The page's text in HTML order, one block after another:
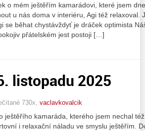
o mém ještěřím kamarádovi, které jsem
u nás doma v interiéru, Agi též relaxoval.
se běhat chystávždyť je dráček optimista
přátelském jest postoji […]
listopadu 2025
730x, vaclavkovalcik
ještěřího kamaráda, kterého jsem nechal
i relaxační náladu ve smyslu ještěřím.